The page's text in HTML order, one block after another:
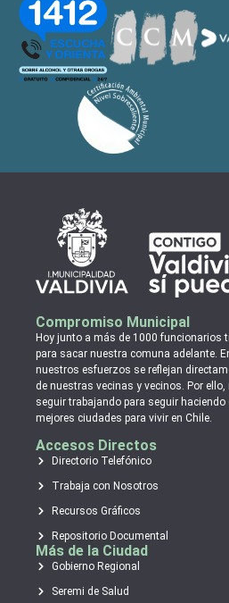
Compromiso Municipal
Hoy junto a más de 1000 funcionarios
para sacar nuestra comuna adelante.
nuestros esfuerzos se reflejan
de nuestras vecinas y vecinos. Por
seguir trabajando para seguir
mejores ciudades para vivir en Chile.
Accesos Directos
Directorio Telefónico
Trabaja con Nosotros
Recursos Gráficos
Repositorio Documental
Más de la Ciudad
Gobierno Regional
Seremi de Salud